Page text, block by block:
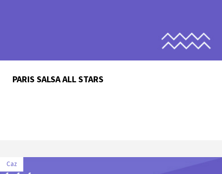
PARIS SALSA ALL STARS
Caz